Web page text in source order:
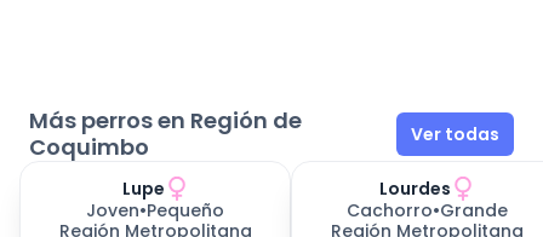
Más perros en Región de
Coquimbo
Ver todas
Lupe
Joven•Pequeño
Región Metropolitana
Lourdes
Cachorro•Grande
Región Metropolitana